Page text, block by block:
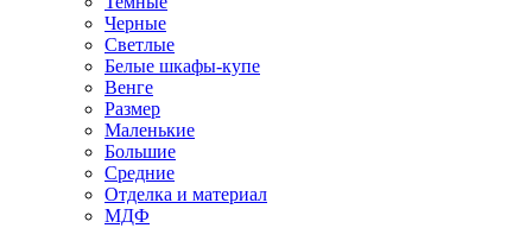
Черные
Светлые
Белые шкафы-купе
Венге
Размер
Маленькие
Большие
Средние
Отделка и материал
МДФ